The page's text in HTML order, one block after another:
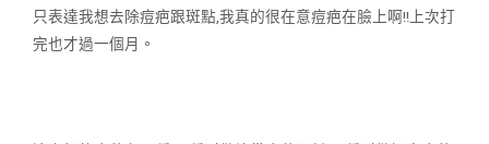
只表達我想去除痘疤跟斑點,我真的很在意痘疤在臉上啊!!上次打
完也才過一個月。